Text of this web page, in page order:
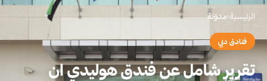
الرئيسية›مدوّنة
فنادق دبي
تقرير شامل عن فندق هوليدي ان